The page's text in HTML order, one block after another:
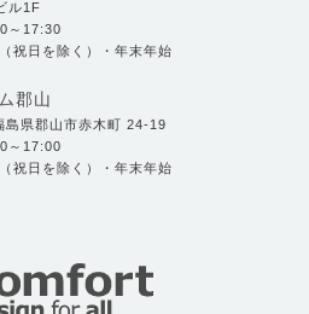
ル1F
～17:30
祝日を除く）・年末年始
郡山
県郡山市赤木町 24-19
～17:00
祝日を除く）・年末年始